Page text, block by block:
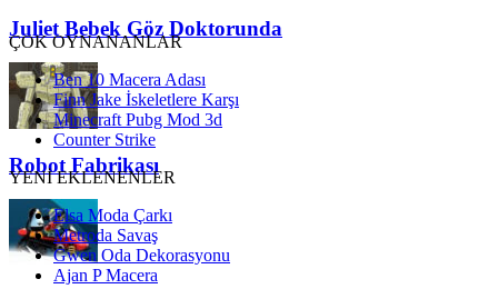
Juliet Bebek Göz Doktorunda
Robot Fabrikası
ÇOK OYNANANLAR
Ben 10 Macera Adası
Finn Jake İskeletlere Karşı
Minecraft Pubg Mod 3d
Counter Strike
YENİ EKLENENLER
Elsa Moda Çarkı
Metroda Savaş
Gwen Oda Dekorasyonu
Ajan P Macera